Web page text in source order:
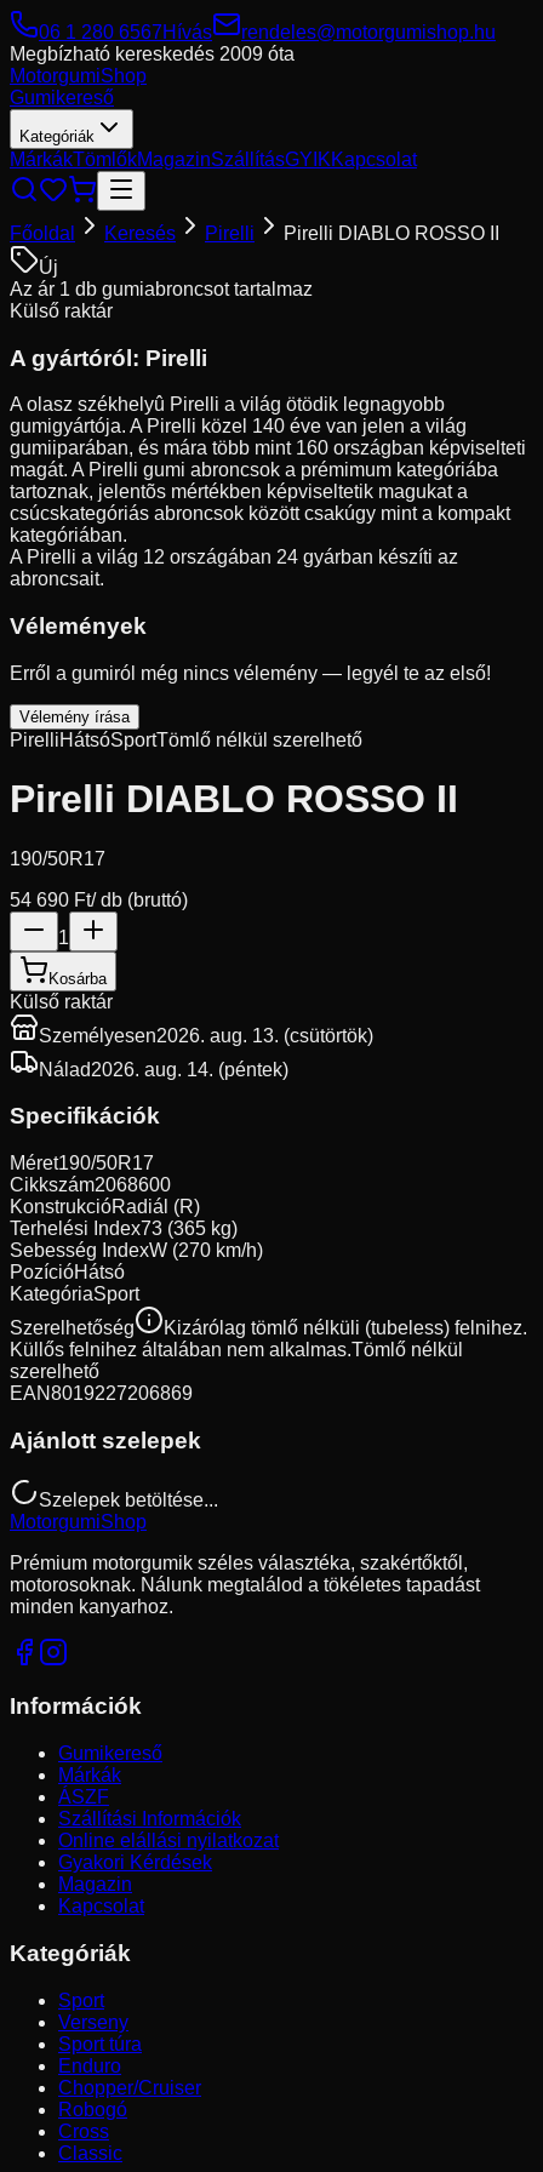
06 1 280 6567Hívás
rendeles@motorgumishop.hu
Megbízható kereskedés 2009 óta
MotorgumiShop
Gumikereső
Kategóriák
MárkákTömlőkMagazinSzállításGYIKKapcsolat
Főoldal Keresés Pirelli
Pirelli DIABLO ROSSO II
Új
Az ár 1 db gumiabroncsot tartalmaz
Külső raktár
A gyártóról: Pirelli
A olasz székhelyû Pirelli a világ ötödik legnagyobb
gumigyártója. A Pirelli közel 140 éve van jelen a világ
gumiiparában, és mára több mint 160 országban képviselteti
magát. A Pirelli gumi abroncsok a prémimum kategóriába
tartoznak, jelentõs mértékben képviseltetik magukat a
csúcskategóriás abroncsok között csakúgy mint a kompakt
kategóriában.
A Pirelli a világ 12 országában 24 gyárban készíti az
abroncsait.
Vélemények
Erről a gumiról még nincs vélemény — legyél te az első!
Vélemény írása
PirelliHátsóSportTömlő nélkül szerelhető
Pirelli DIABLO ROSSO II
190/50R17
54 690 Ft/ db (bruttó)
1
Kosárba
Külső raktár
Személyesen2026. aug. 13. (csütörtök)
Nálad2026. aug. 14. (péntek)
Specifikációk
Méret190/50R17
Cikkszám2068600
KonstrukcióRadiál (R)
Terhelési Index73 (365 kg)
Sebesség IndexW (270 km/h)
PozícióHátsó
KategóriaSport
Szerelhetőség
Kizárólag tömlő nélküli (tubeless) felnihez.
Küllős felnihez általában nem alkalmas.Tömlő nélkül
szerelhető
EAN8019227206869
Ajánlott szelepek
Szelepek betöltése...
MotorgumiShop
Prémium motorgumik széles választéka, szakértőktől,
motorosoknak. Nálunk megtalálod a tökéletes tapadást
minden kanyarhoz.
Információk
Gumikereső
Márkák
ÁSZF
Szállítási Információk
Online elállási nyilatkozat
Gyakori Kérdések
Magazin
Kapcsolat
Kategóriák
Sport
Verseny
Sport túra
Enduro
Chopper/Cruiser
Robogó
Cross
Classic